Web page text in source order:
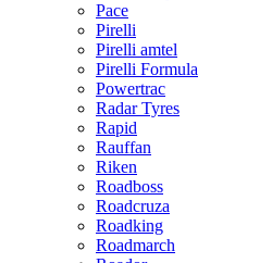
Pace
Pirelli
Pirelli amtel
Pirelli Formula
Powertrac
Radar Tyres
Rapid
Rauffan
Riken
Roadboss
Roadcruza
Roadking
Roadmarch